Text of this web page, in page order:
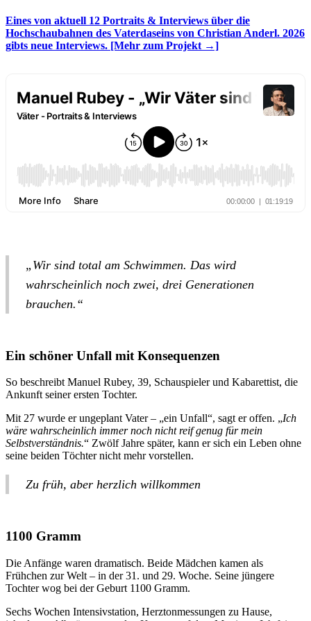
Eines von aktuell 12 Portraits & Interviews über die
Hochschaubahnen des Vaterdaseins von Christian Anderl. 2026
gibts neue Interviews. [Mehr zum Projekt →]
„Wir sind total am Schwimmen. Das wird
wahrscheinlich noch zwei, drei Generationen
brauchen.“
Ein schöner Unfall mit Konsequenzen
So beschreibt Manuel Rubey, 39, Schauspieler und Kabarettist, die
Ankunft seiner ersten Tochter.
Mit 27 wurde er ungeplant Vater – „ein Unfall“, sagt er offen. „Ich
wäre wahrscheinlich immer noch nicht reif genug für mein
Selbstverständnis.“ Zwölf Jahre später, kann er sich ein Leben ohne
seine beiden Töchter nicht mehr vorstellen.
Zu früh, aber herzlich willkommen
1100 Gramm
Die Anfänge waren dramatisch. Beide Mädchen kamen als
Frühchen zur Welt – in der 31. und 29. Woche. Seine jüngere
Tochter wog bei der Geburt 1100 Gramm.
Sechs Wochen Intensivstation, Herztonmessungen zu Hause,